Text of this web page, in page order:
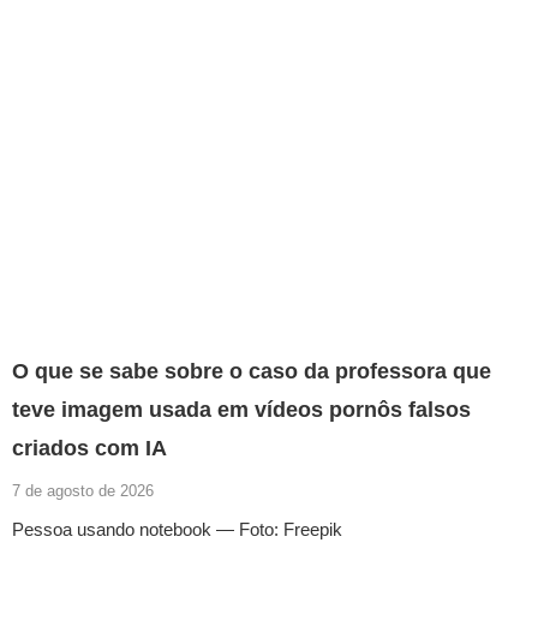
O que se sabe sobre o caso da professora que
teve imagem usada em vídeos pornôs falsos
criados com IA
7 de agosto de 2026
Pessoa usando notebook — Foto: Freepik